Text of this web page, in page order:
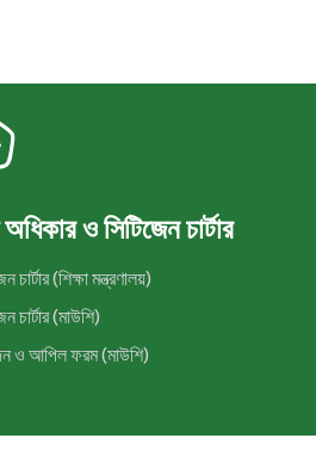
ও সিটিজেন চার্টার
চার্টার (শিক্ষা মন্ত্রণালয়)
চার্টার (মাউশি)
ও আপিল ফরম (মাউশি)